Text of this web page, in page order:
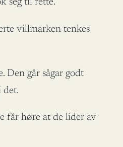
villmarken tenkes
Den går sågar godt
det.
får høre at de lider av